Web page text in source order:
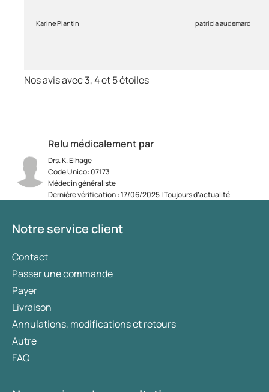
Relu médicalement par
Drs. K. Elhage
Code Unico: 07173
Médecin généraliste
Dernière vérification : 17/06/2025 | Toujours d’actualité
Karine Plantin patricia audemard
Nos avis avec 3, 4 et 5 étoiles
Notre service client
Contact
Passer une commande
Payer
Livraison
Annulations, modifications et retours
Autre
FAQ